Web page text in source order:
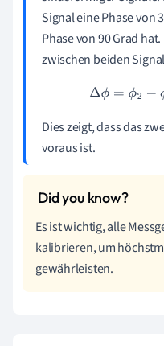
Signal eine Phase von
Phase von 90 Grad
zwischen beiden
Δ ϕ= ϕ2 −
Dies zeigt, dass das
voraus ist.
Es ist wichtig, alle
kalibrieren, um
gewährleisten.